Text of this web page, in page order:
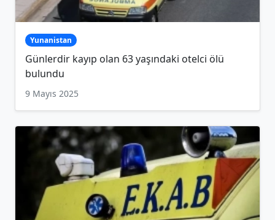
Yunanistan
Günlerdir kayıp olan 63 yaşındaki otelci ölü
bulundu
9 Mayıs 2025